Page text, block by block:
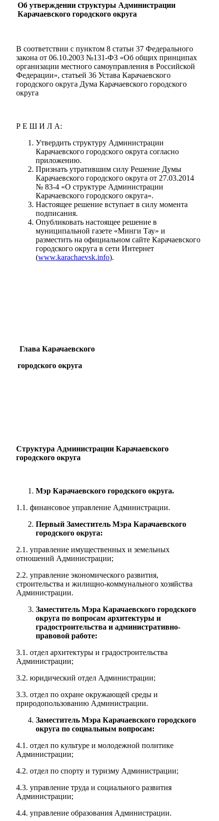
Об утверждении структуры Администрации
Карачаевского городского округа
В соответствии с пунктом 8 статьи 37 Федерального
закона от 06.10.2003 №131-ФЗ «Об общих принципах
организации местного самоуправления в Российской
Федерации», статьей 36 Устава Карачаевского
городского округа Дума Карачаевского городского
округа
Р Е Ш И Л А:
Утвердить структуру Администрации
Карачаевского городского округа согласно
приложению.
Признать утратившим силу Решение Думы
Карачаевского городского округа от 27.03.2014
№ 83-4 «О структуре Администрации
Карачаевского городского округа».
Настоящее решение вступает в силу момента
подписания.
Опубликовать настоящее решение в
муниципальной газете «Минги Тау» и
разместить на официальном сайте Карачаевского
городского округа в сети Интернет
(www.karachaevsk.info).
Глава Карачаевского
городского округа
Структура Администрации Карачаевского
городского округа
Мэр Карачаевского городского округа.
1.1. финансовое управление Администрации.
Первый Заместитель Мэра Карачаевского
городского округа:
2.1. управление имущественных и земельных
отношений Администрации;
2.2. управление экономического развития,
строительства и жилищно-коммунального хозяйства
Администрации.
Заместитель Мэра Карачаевского городского
округа по вопросам архитектуры и
градостроительства и административно-
правовой работе:
3.1. отдел архитектуры и градостроительства
Администрации;
3.2. юридический отдел Администрации;
3.3. отдел по охране окружающей среды и
природопользованию Администрации.
Заместитель Мэра Карачаевского городского
округа по социальным вопросам:
4.1. отдел по культуре и молодежной политике
Администрации;
4.2. отдел по спорту и туризму Администрации;
4.3. управление труда и социального развития
Администрации;
4.4. управление образования Администрации.